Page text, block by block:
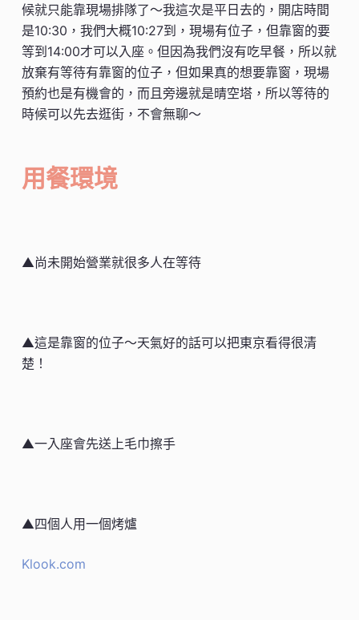
候就只能靠現場排隊了～我這次是平日去的，開店時間
是10:30，我們大概10:27到，現場有位子，但靠窗的要
等到14:00才可以入座。但因為我們沒有吃早餐，所以就
放棄有等待有靠窗的位子，但如果真的想要靠窗，現場
預約也是有機會的，而且旁邊就是晴空塔，所以等待的
時候可以先去逛街，不會無聊～
用餐環境
▲尚未開始營業就很多人在等待
▲這是靠窗的位子～天氣好的話可以把東京看得很清
楚！
▲一入座會先送上毛巾擦手
▲四個人用一個烤爐
Klook.com